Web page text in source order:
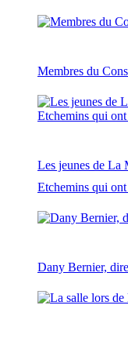
Membres du
Les jeunes de La
Etchemins qui
Dany Bernier,